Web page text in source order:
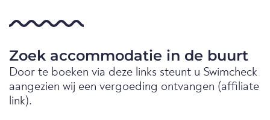
Zoek accommodatie in de buurt
Door te boeken via deze links steunt u Swimcheck
aangezien wij een vergoeding ontvangen (affiliate
link).